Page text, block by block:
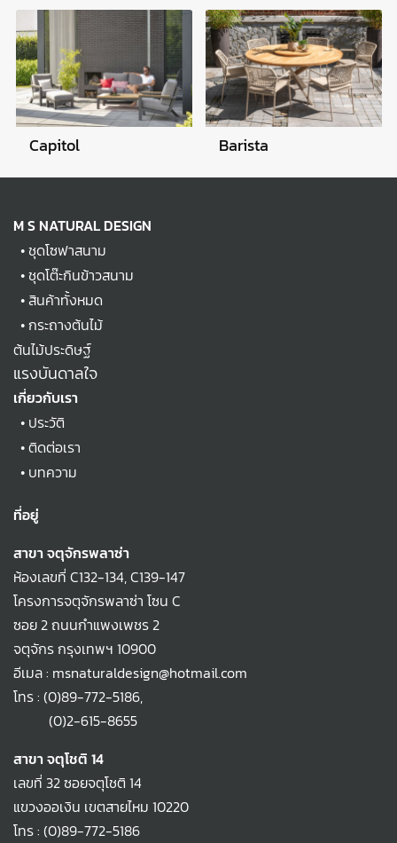
Barista
Capitol
M S NATURAL DESIGN
•ชุดโซฟาสนาม
•ชุดโต๊ะกินข้าวสนาม
•สินค้าทั้งหมด
•กระถางต้นไม้
ต้นไม้ประดิษฐ์
แรงบันดาลใจ
เกี่ยวกับเรา
• ประวัติ
•ติดต่อเรา
• บทความ
ที่อยู่
สาขา จตุจักรพลาซ่า
ห้องเลขที่ C132-134, C139-147
โครงการจตุจักรพลาซ่า โซน C
ซอย 2 ถนนกำแพงเพชร 2
จตุจักร กรุงเทพฯ 10900
อีเมล : msnaturaldesign@hotmail.com
โทร : (0)89-772-5186,
(0)2-615-8655
สาขา จตุโชติ 14
เลขที่ 32 ซอยจตุโชติ 14
แขวงออเงิน เขตสายไหม 10220
โทร : (0)89-772-5186